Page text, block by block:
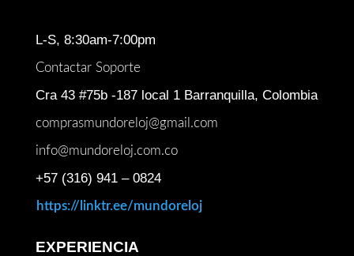
L-S, 8:30am-7:00pm
Contactar Soporte
Cra 43 #75b -187 local 1 Barranquilla, Colombia
comprasmundoreloj@gmail.com
info@mundoreloj.com.co
+57 (316) 941 – 0824
https://linktr.ee/mundoreloj
EXPERIENCIA